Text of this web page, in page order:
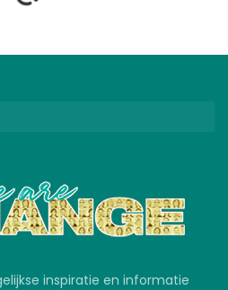
inspiratie en informatie